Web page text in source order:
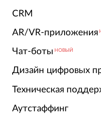
CRM
AR/VR-приложения
Чат-боты НОВЫЙ
Дизайн цифровых
Техническая
Аутстаффинг